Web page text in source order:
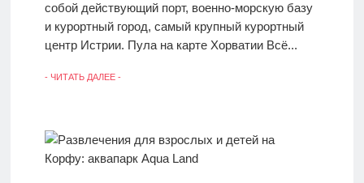
собой действующий порт, военно-морскую базу
и курортный город, самый крупный курортный
центр Истрии. Пула на карте Хорватии Всё...
- ЧИТАТЬ ДАЛЕЕ -